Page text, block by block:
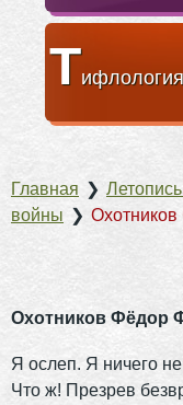
Тифлология
Главная ❯
войны ❯
Охотников Фёдор
Я ослеп. Я ничего
Что ж! Презрев